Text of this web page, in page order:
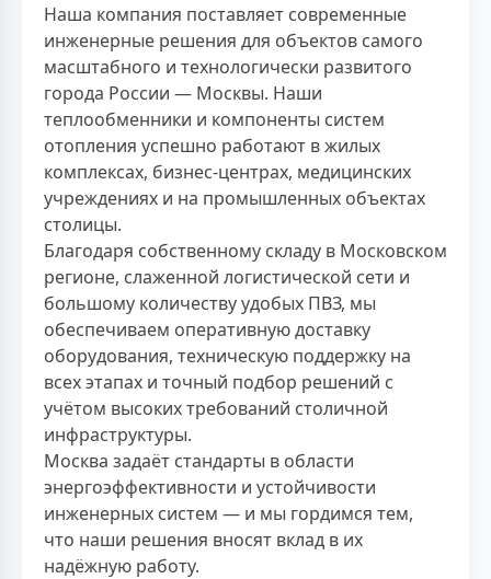
Наша компания поставляет современные
инженерные решения для объектов самого
масштабного и технологически развитого
города России — Москвы. Наши
теплообменники и компоненты систем
отопления успешно работают в жилых
комплексах, бизнес-центрах, медицинских
учреждениях и на промышленных объектах
столицы.
Благодаря собственному складу в Московском
регионе, слаженной логистической сети и
большому количеству удобых ПВЗ, мы
обеспечиваем оперативную доставку
оборудования, техническую поддержку на
всех этапах и точный подбор решений с
учётом высоких требований столичной
инфраструктуры.
Москва задаёт стандарты в области
энергоэффективности и устойчивости
инженерных систем — и мы гордимся тем,
что наши решения вносят вклад в их
надёжную работу.